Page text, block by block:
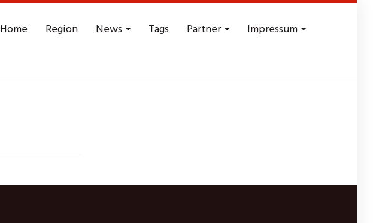
Home Region News Tags Partner Impressum